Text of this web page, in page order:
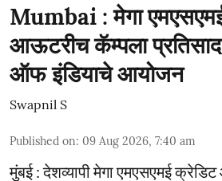
Mumbai : मेगा
आऊटरीच कॅम्पला
ऑफ इंडियाचे आयोजन
Swapnil S
Published on: 09 Aug 2026, 7:40 am
मुंबई : देशव्यापी मेगा एमएसएमई